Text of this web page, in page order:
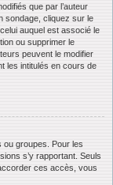
que par l’auteur
sondage, cliquez sur le
auquel est associé le
ou supprimer le
peuvent le modifier
les intitulés en cours de
groupes. Pour les
s’y rapportant. Seuls
ces accès, vous